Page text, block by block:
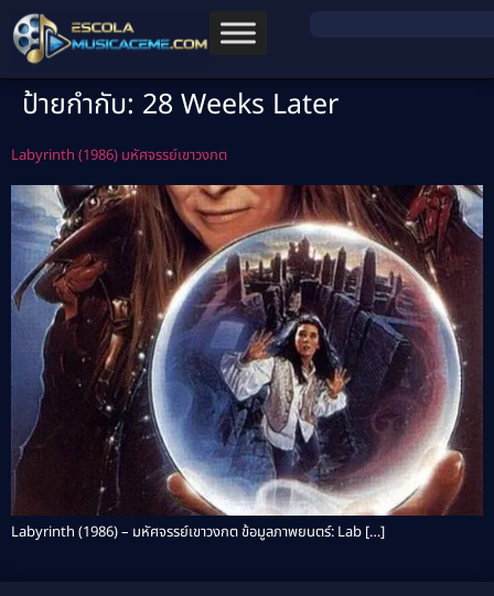
ป้ายกำกับ: 28 Weeks Later
Labyrinth (1986) มหัศจรรย์เขาวงกต
Labyrinth (1986) – มหัศจรรย์เขาวงกต ข้อมูลภาพยนตร์: Lab […]